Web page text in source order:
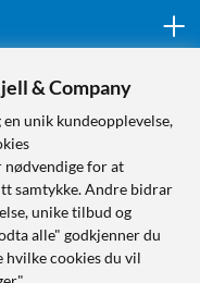
& Company
unik kundeopplevelse,
nødvendige for at
samtykke. Andre bidrar
unike tilbud og
alle" godkjenner du
hvilke cookies du vil